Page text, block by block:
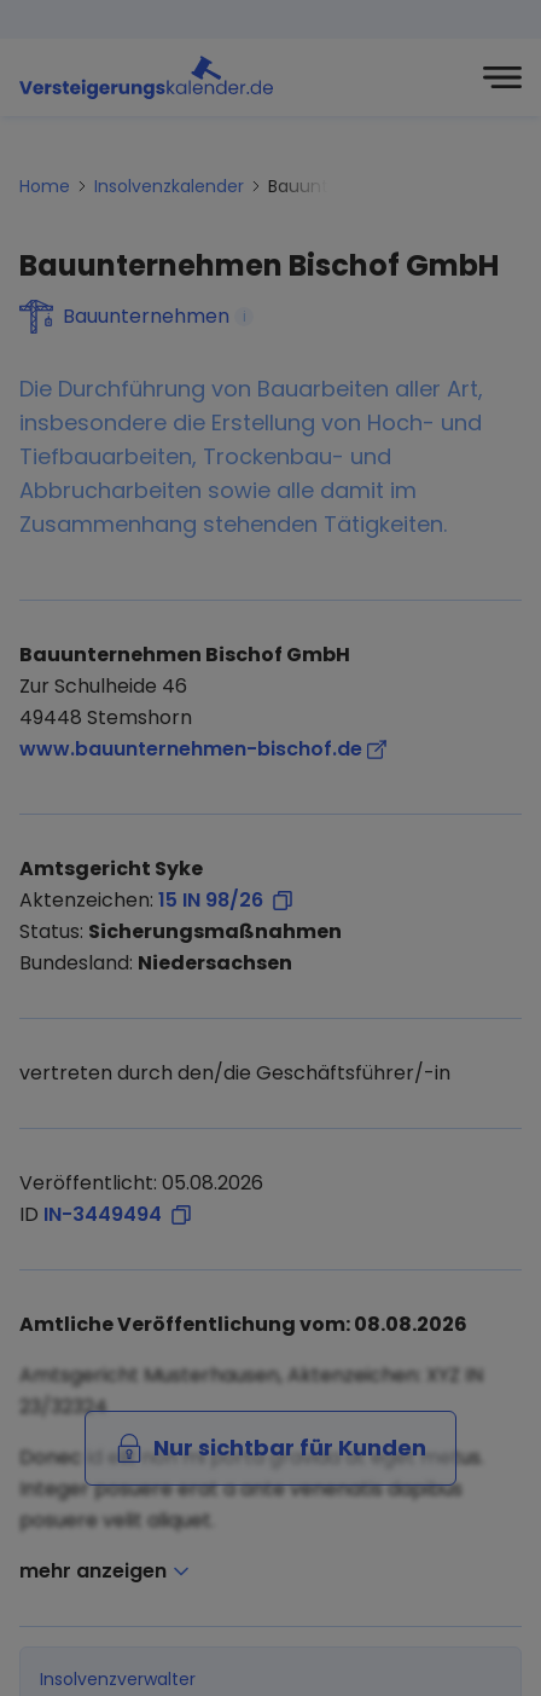
Home Insolvenzkalender Bauunternehmen-bischof-
Bauunternehmen Bischof GmbH
Bauunternehmen i
Die Durchführung von Bauarbeiten aller Art,
insbesondere die Erstellung von Hoch- und
Tiefbauarbeiten, Trockenbau- und
Abbrucharbeiten sowie alle damit im
Zusammenhang stehenden Tätigkeiten.
Bauunternehmen Bischof GmbH
Zur Schulheide 46
49448 Stemshorn
www.bauunternehmen-bischof.de
Amtsgericht Syke
Aktenzeichen: 15 IN 98/26
Status: Sicherungsmaßnahmen
Bundesland: Niedersachsen
vertreten durch den/die Geschäftsführer/-in
Veröffentlicht: 05.08.2026
ID IN-3449494
Amtliche Veröffentlichung vom: 08.08.2026
Amtsgericht Musterhausen, Aktenzeichen: XYZ IN
23/32324
Donec id elit non mi porta gravida at eget metus.
Integer posuere erat a ante venenatis dapibus
posuere velit aliquet.
Nur sichtbar für Kunden
mehr anzeigen
Insolvenzverwalter